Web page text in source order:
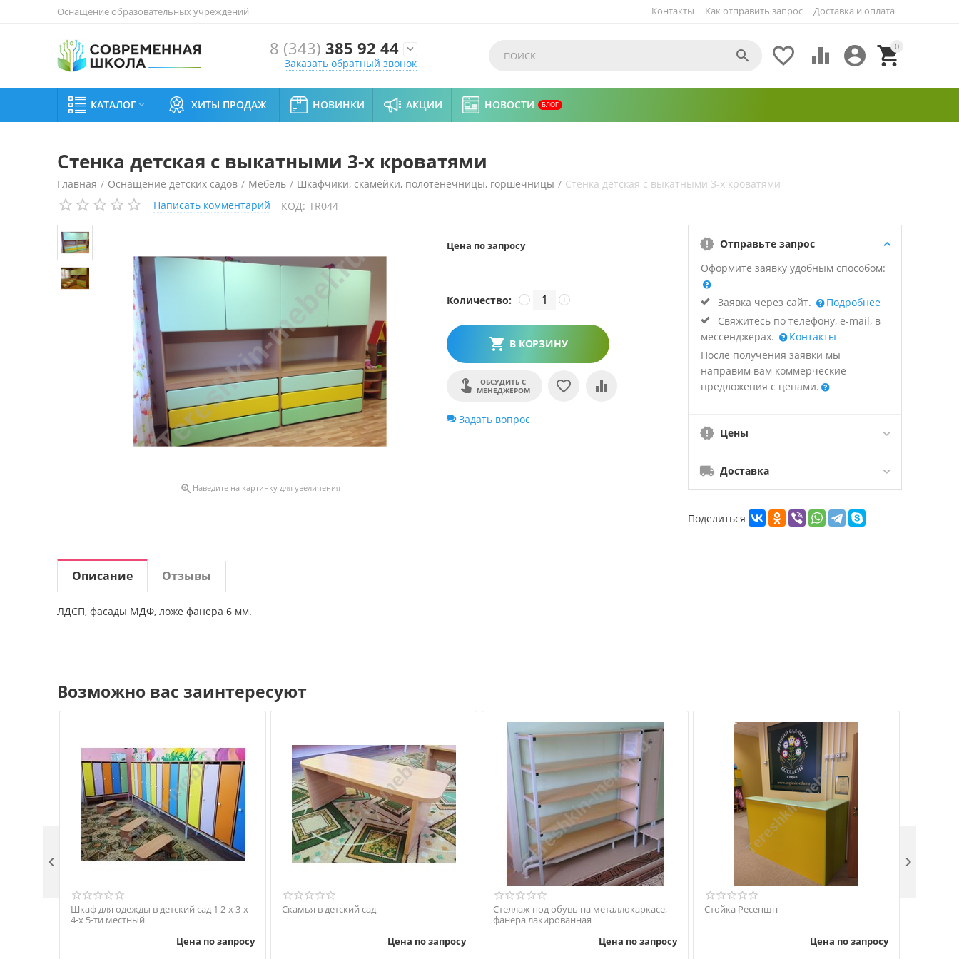
Оснащение образовательных учреждений Как отправить запрос Доставка и оплата
Контакты
8 (343) 385 92 44 
Заказать обратный звонок
0


 

КАТАЛОГ  ХИТЫ ПРОДАЖ НОВИНКИ АКЦИИ НОВОСТИ БЛОГ
Стенка детская с выкатными 3-х кроватями
Главная / Оснащение детских садов / Мебель / Шкафчики, скамейки, полотенечницы, горшечницы / Стенка детская с выкатными 3-х кроватями
Написать комментарий
КОД: TR044
 Наведите на картинку для увеличения
Цена по запросу
Количество: +
−
В КОРЗИНУ
ОБСУДИТЬ С
МЕНЕДЖЕРОМ
Задать вопрос
Отправьте запрос
Оформите заявку удобным способом:
Заявка через сайт.
Подробнее
Свяжитесь по телефону, e-mail, в
мессенджерах.
Контакты
После получения заявки мы
направим вам коммерческие
предложения с ценами.
Цены
Доставка
Поделиться
Описание Отзывы
ЛДСП, фасады МДФ, ложе фанера 6 мм.
Возможно вас заинтересуют
Шкаф для одежды в детский сад 1 2-х 3-х
4-х 5-ти местный
Цена по запросу
Скамья в детский сад
Цена по запросу
Стеллаж под обувь на металлокаркасе,
фанера лакированная
Цена по запросу
Стойка Ресепшн
Цена по запросу
 